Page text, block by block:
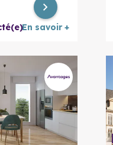
260 000 €
000 €
En savoir +